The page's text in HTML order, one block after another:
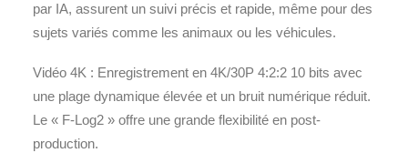
par IA, assurent un suivi précis et rapide, même pour des
sujets variés comme les animaux ou les véhicules.
Vidéo 4K : Enregistrement en 4K/30P 4:2:2 10 bits avec
une plage dynamique élevée et un bruit numérique réduit.
Le « F-Log2 » offre une grande flexibilité en post-
production.